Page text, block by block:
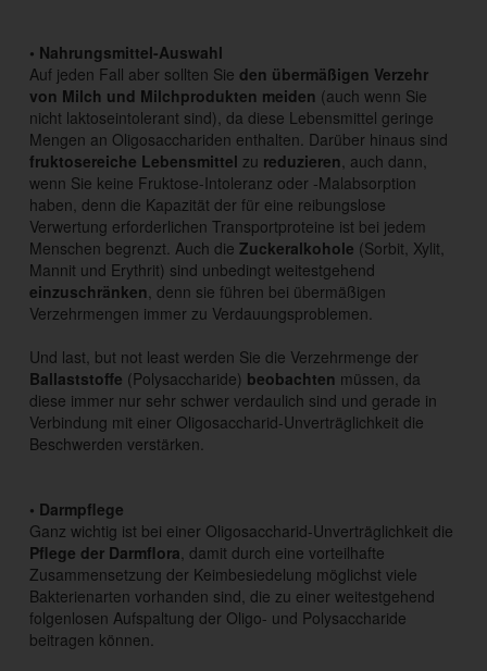
• Nahrungsmittel-Auswahl
Auf jeden Fall aber sollten Sie den übermäßigen Verzehr
von Milch und Milchprodukten meiden (auch wenn Sie
nicht laktoseintolerant sind), da diese Lebensmittel geringe
Mengen an Oligosacchariden enthalten. Darüber hinaus sind
fruktosereiche Lebensmittel zu reduzieren, auch dann,
wenn Sie keine Fruktose-Intoleranz oder -Malabsorption
haben, denn die Kapazität der für eine reibungslose
Verwertung erforderlichen Transportproteine ist bei jedem
Menschen begrenzt. Auch die Zuckeralkohole (Sorbit, Xylit,
Mannit und Erythrit) sind unbedingt weitestgehend
einzuschränken, denn sie führen bei übermäßigen
Verzehrmengen immer zu Verdauungsproblemen.
Und last, but not least werden Sie die Verzehrmenge der
Ballaststoffe (Polysaccharide) beobachten müssen, da
diese immer nur sehr schwer verdaulich sind und gerade in
Verbindung mit einer Oligosaccharid-Unverträglichkeit die
Beschwerden verstärken.
• Darmpflege
Ganz wichtig ist bei einer Oligosaccharid-Unverträglichkeit die
Pflege der Darmflora, damit durch eine vorteilhafte
Zusammensetzung der Keimbesiedelung möglichst viele
Bakterienarten vorhanden sind, die zu einer weitestgehend
folgenlosen Aufspaltung der Oligo- und Polysaccharide
beitragen können.